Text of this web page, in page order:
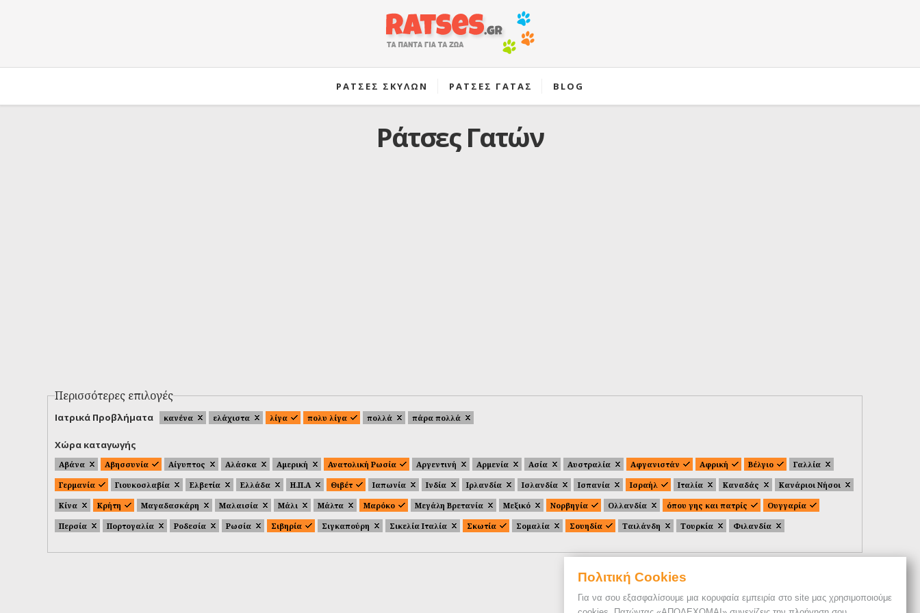
Πολιτική Cookies
Για να σου εξασφαλίσουμε μια κορυφαία εμπειρία στο site μας χρησιμοποιούμε
ΡΑΤΣΕΣ ΣΚΥΛΩΝ ΡΑΤΣΕΣ ΓΑΤΑΣ BLOG
Ράτσες Γατών
Περισσότερες επιλογές
Ιατρικά Προβλήματα κανένα ελάχιστα λίγα πολυ λίγα πολλά πάρα πολλά
Χώρα καταγωγής
Αβάνα Αβησσυνία Αίγυπτος Αλάσκα Αμερική Ανατολική Ρωσία Αργεντινή Αρμενία Ασία Αυστραλία Αφγανιστάν Αφρική Βέλγιο
Γαλλία
Γερμανία
Γιουκοσλαβία Ελβετία Ελλάδα Η.Π.Α Θιβέτ Ιαπωνία Ινδία Ιρλανδία Ισλανδία Ισπανία Ισραήλ Ιταλία Καναδάς
Κανάριοι Νήσοι
Κίνα
Κρήτη Μαγαδασκάρη Μαλαισία Μάλι Μάλτα Μαρόκο Μεγάλη Βρετανία Μεξικό Νορβηγία Ολλανδία όπου γης και πατρίς
Ουγγαρία
Περσία
Πορτογαλία Ροδεσία Ρωσία Σιβηρία Σιγκαπούρη Σικελία Ιταλία Σκωτία Σομαλία Σουηδία Ταιλάνδη Τουρκία Φιλανδία